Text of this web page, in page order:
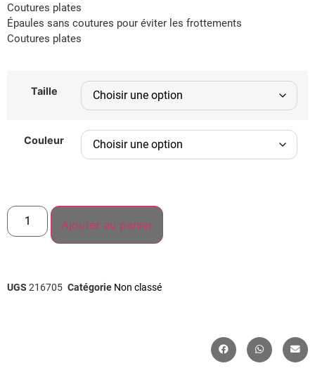
Coutures plates
Épaules sans coutures pour éviter les frottements
Coutures plates
Taille
Couleur
Ajouter au panier
UGS 216705 Catégorie Non classé